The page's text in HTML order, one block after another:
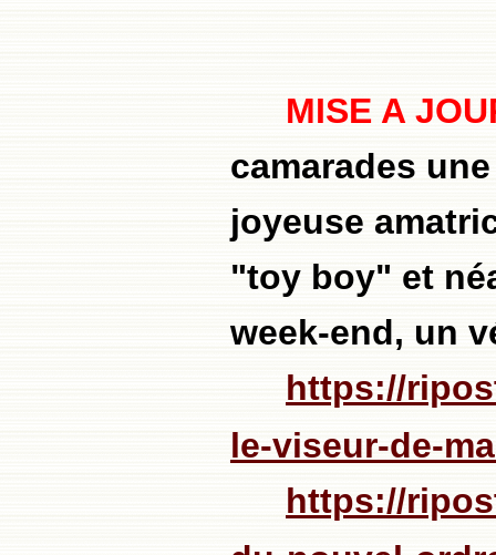
MISE A
camarades
joyeuse
"toy boy" et
week-end, un
https://
le-viseur-de-
https://